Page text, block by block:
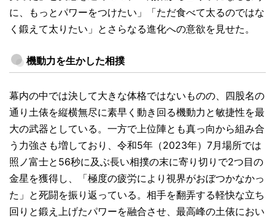
に、もっとパワーをつけたい」「ただ食べて太るのではな
く鍛えて太りたい」とさらなる進化への意欲を見せた。
機動力を生かした相撲
幕内の中では決して大きな体格ではないものの、四股名の
通り土俵を縦横無尽に素早く動き回る機動力と敏捷性を最
大の武器としている。一方で上位陣とも真っ向から組み合
う力強さも増しており、令和5年（2023年）7月場所では
照ノ富士と56秒に及ぶ長い相撲の末に寄り切りで2つ目の
金星を獲得し、「極度の疲労により視界がおぼつかなかっ
た」と死闘を振り返っている。相手を翻弄する軽快な立ち
回りと鍛え上げたパワーを融合させ、最高峰の土俵におい